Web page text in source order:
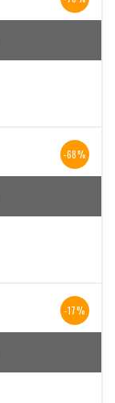
-68%
-17%